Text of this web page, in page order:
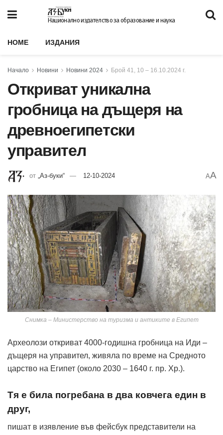
Национално издателство за образование и наука
HOME ИЗДАНИЯ
Начало Новини Новини 2024 Брой 41, 10 – 16.10.2024 г.
Откриват уникална
гробница на дъщеря на
древноегипетски
управител
от „Аз-буки“ 12-10-2024 AA
Снимка – Министерство на туризма и антиките в Египет
Археолози откриват 4000-годишна гробница на Иди –
дъщеря на управител, живяла по време на Средното
царство на Египет (около 2030 – 1640 г. пр. Хр.).
Тя е била погребана в два ковчега един в
друг,
пишат в изявление във фейсбук представители на